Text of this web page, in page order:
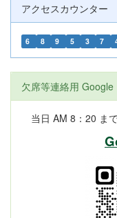
アクセスカウンター
6 8 9 5 3 7
欠席等連絡用 Google
当日 AM 8：20 ま